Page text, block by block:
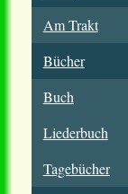
Am Trakt
Bücher
Buch
Liederbuch
Tagebücher